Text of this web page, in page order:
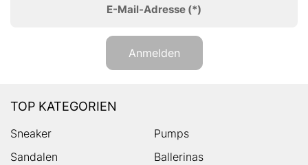
E-Mail-Adresse (*)
Anmelden
TOP KATEGORIEN
Sneaker
Pumps
Sandalen
Ballerinas